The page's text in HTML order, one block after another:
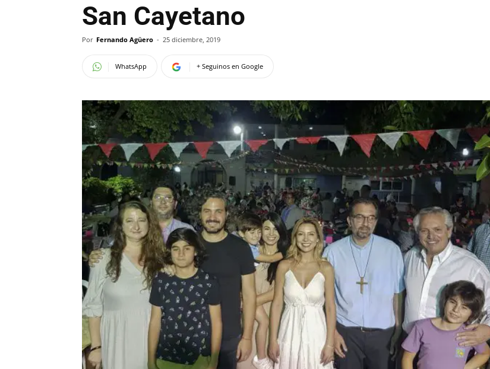
San Cayetano
Por Fernando Agüero - 25 diciembre, 2019
WhatsApp + Seguinos en Google